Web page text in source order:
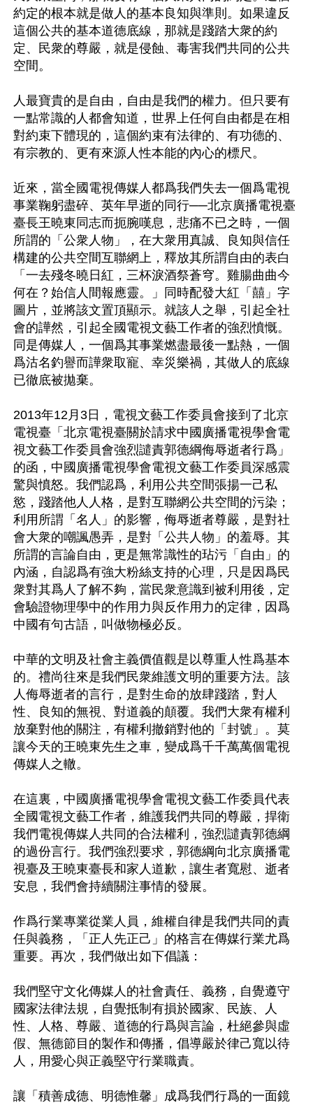
約定的根本就是做人的基本良知與準則。如果違反
這個公共的基本道德底線，那就是踐踏大衆的約
定、民衆的尊嚴，就是侵蝕、毒害我們共同的公共
空間。
人最寶貴的是自由，自由是我們的權力。但只要有
一點常識的人都會知道，世界上任何自由都是在相
對約束下體現的，這個約束有法律的、有功德的、
有宗教的、更有來源人性本能的內心的標尺。
近來，當全國電視傳媒人都爲我們失去一個爲電視
事業鞠躬盡碎、英年早逝的同行──北京廣播電視臺
臺長王曉東同志而扼腕嘆息，悲痛不已之時，一個
所謂的「公衆人物」，在大衆用真誠、良知與信任
構建的公共空間互聯網上，釋放其所謂自由的表白
「一去殘冬曉日紅，三杯淚酒祭蒼穹。雞腸曲曲今
何在？始信人間報應靈。」同時配發大紅「囍」字
圖片，並將該文置頂顯示。就該人之舉，引起全社
會的譁然，引起全國電視文藝工作者的強烈憤慨。
同是傳媒人，一個爲其事業燃盡最後一點熱，一個
爲沽名釣譽而譁衆取寵、幸災樂禍，其做人的底線
已徹底被拋棄。
2013年12月3日，電視文藝工作委員會接到了北京
電視臺「北京電視臺關於請求中國廣播電視學會電
視文藝工作委員會強烈譴責郭德綱侮辱逝者行爲」
的函，中國廣播電視學會電視文藝工作委員深感震
驚與憤怒。我們認爲，利用公共空間張揚一己私
慾，踐踏他人人格，是對互聯網公共空間的污染；
利用所謂「名人」的影響，侮辱逝者尊嚴，是對社
會大衆的嘲諷愚弄，是對「公共人物」的羞辱。其
所謂的言論自由，更是無常識性的玷污「自由」的
內涵，自認爲有強大粉絲支持的心理，只是因爲民
衆對其爲人了解不夠，當民衆意識到被利用後，定
會驗證物理學中的作用力與反作用力的定律，因爲
中國有句古語，叫做物極必反。
中華的文明及社會主義價值觀是以尊重人性爲基本
的。禮尚往來是我們民衆維護文明的重要方法。該
人侮辱逝者的言行，是對生命的放肆踐踏，對人
性、良知的無視、對道義的顛覆。我們大衆有權利
放棄對他的關注，有權利撤銷對他的「封號」。莫
讓今天的王曉東先生之車，變成爲千千萬萬個電視
傳媒人之轍。
在這裏，中國廣播電視學會電視文藝工作委員代表
全國電視文藝工作者，維護我們共同的尊嚴，捍衛
我們電視傳媒人共同的合法權利，強烈譴責郭德綱
的過份言行。我們強烈要求，郭德綱向北京廣播電
視臺及王曉東臺長和家人道歉，讓生者寬慰、逝者
安息，我們會持續關注事情的發展。
作爲行業專業從業人員，維權自律是我們共同的責
任與義務，「正人先正己」的格言在傳媒行業尤爲
重要。再次，我們做出如下倡議：
我們堅守文化傳媒人的社會責任、義務，自覺遵守
國家法律法規，自覺抵制有損於國家、民族、人
性、人格、尊嚴、道德的行爲與言論，杜絕參與虛
假、無德節目的製作和傳播，倡導嚴於律己寬以待
人，用愛心與正義堅守行業職責。
讓「積善成德、明德惟馨」成爲我們行爲的一面鏡